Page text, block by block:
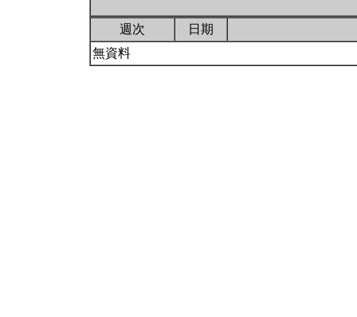
週次
日期
無資料